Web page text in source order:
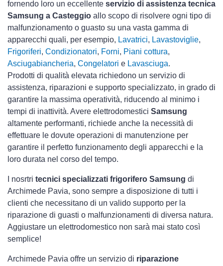
fornendo loro un eccellente servizio di assistenza tecnica
Samsung a Casteggio allo scopo di risolvere ogni tipo di
malfunzionamento o guasto su una vasta gamma di
apparecchi quali, per esempio, Lavatrici, Lavastoviglie,
Frigoriferi, Condizionatori, Forni, Piani cottura,
Asciugabiancheria, Congelatori e Lavasciuga.
Prodotti di qualità elevata richiedono un servizio di
assistenza, riparazioni e supporto specializzato, in grado di
garantire la massima operatività, riducendo al minimo i
tempi di inattività. Avere elettrodomestici Samsung
altamente performanti, richiede anche la necessità di
effettuare le dovute operazioni di manutenzione per
garantire il perfetto funzionamento degli apparecchi e la
loro durata nel corso del tempo.
I nosrtri tecnici specializzati frigorifero Samsung di
Archimede Pavia, sono sempre a disposizione di tutti i
clienti che necessitano di un valido supporto per la
riparazione di guasti o malfunzionamenti di diversa natura.
Aggiustare un elettrodomestico non sarà mai stato così
semplice!
Archimede Pavia offre un servizio di riparazione